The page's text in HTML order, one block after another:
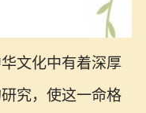
文化中有着深厚
究，使这一命格